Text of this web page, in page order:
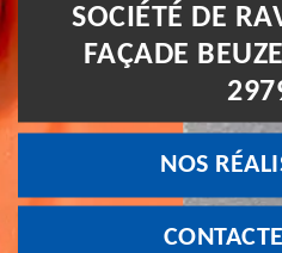
SOCIÉTÉ DE
FAÇADE
NOS